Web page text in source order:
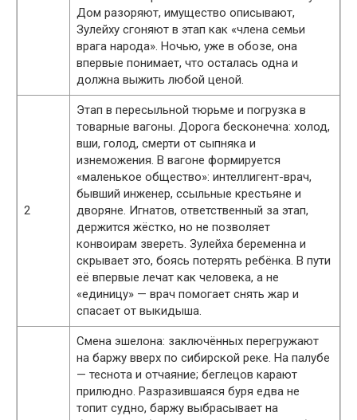
Дом разоряют, имущество описывают,
Зулейху сгоняют в этап как «члена семьи
врага народа». Ночью, уже в обозе, она
впервые понимает, что осталась одна и
должна выжить любой ценой.
2
Этап в пересыльной тюрьме и погрузка в
товарные вагоны. Дорога бесконечна: холод,
вши, голод, смерти от сыпняка и
изнеможения. В вагоне формируется
«маленькое общество»: интеллигент-врач,
бывший инженер, ссыльные крестьяне и
дворяне. Игнатов, ответственный за этап,
держится жёстко, но не позволяет
конвоирам звереть. Зулейха беременна и
скрывает это, боясь потерять ребёнка. В пути
её впервые лечат как человека, а не
«единицу» — врач помогает снять жар и
спасает от выкидыша.
Смена эшелона: заключённых перегружают
на баржу вверх по сибирской реке. На палубе
— теснота и отчаяние; беглецов карают
прилюдно. Разразившаяся буря едва не
топит судно, баржу выбрасывает на